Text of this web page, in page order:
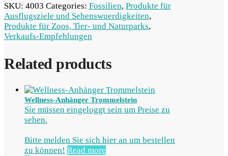
SKU: 4003 Categories: Fossilien, Produkte für
Ausflugsziele und Sehenswuerdigkeiten,
Produkte für Zoos, Tier- und Naturparks,
Verkaufs-Empfehlungen
Related products
Wellness-Anhänger Trommelstein
Sie müssen eingeloggt sein um Preise zu
sehen.
Bitte melden Sie sich hier an um bestellen
zu können! Read more